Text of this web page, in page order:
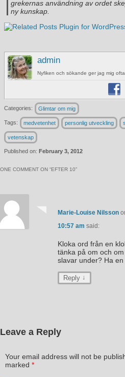
grekernas användning av ordet
ny kunskap.
admin
Nyfiken och sökande ger jag mig
Categories: Glimtar om mig
Tags: medvetenhet personlig utveckling
vetenskap
Published on: February 3, 2012
ONE COMMENT ON “EFTER 10”
Marie-Louise Nilsson
10:57 am said:
Kloka ord från en
tänka på om och
slavar under? Ha
Reply ↓
Leave a Reply
Your email address will not be
marked *